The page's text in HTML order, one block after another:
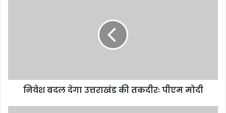
निवेश बदल देगा उत्तराखंड की तकदीरः पीएम मोदी